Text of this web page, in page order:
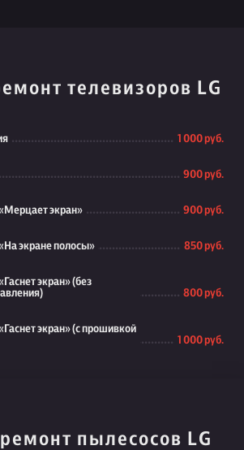
телевизоров LG
1 000 руб.
900 руб.
экран» 900 руб.
экране полосы» 850 руб.
экран» (без
800 руб.
экран» (с прошивкой
1 000 руб.
пылесосов LG